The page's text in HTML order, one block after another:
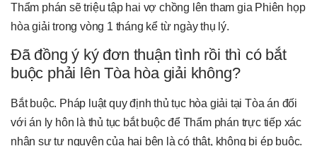
Thẩm phán sẽ triệu tập hai vợ chồng lên tham gia Phiên họp
hòa giải trong vòng 1 tháng kể từ ngày thụ lý.
Đã đồng ý ký đơn thuận tình rồi thì có bắt
buộc phải lên Tòa hòa giải không?
Bắt buộc. Pháp luật quy định thủ tục hòa giải tại Tòa án đối
với án ly hôn là thủ tục bắt buộc để Thẩm phán trực tiếp xác
nhận sự tự nguyện của hai bên là có thật, không bị ép buộc.